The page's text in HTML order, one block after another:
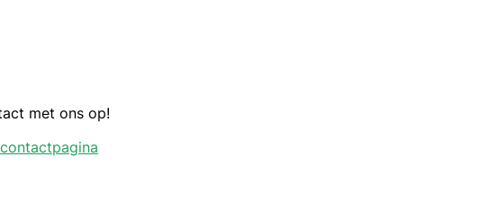
met ons op!